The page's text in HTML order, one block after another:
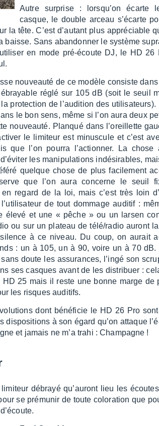
Autre surprise : lorsqu’on écarte
casque, le double arceau s’écarte
la tête. C’est d’au­tant plus appré­ciable
baisse. Sans aban­don­ner le système
en mode pré-écoute DJ, le HD
nouveauté de ce modèle consiste
réglé sur 105 dB (soit le seuil
protec­tion de l’au­di­tion des utili­sa­teurs).
le bon sens, même si l’on aura deux
nouveauté. Planqué dans l’oreillette
le limi­teur est minus­cule et c’est
que l’on pourra l’ac­tion­ner. La chose
les mani­pu­la­tions indé­si­rables,
quelque chose de plus faci­le­ment
que l’on aura concerne le seuil
regard de la loi, mais c’est très loin
de tout dommage audi­tif :
élevé et une « pêche » ou un larsen
ou sur un plateau de télé/radio auront
à ce niveau. Du coup, on aurait
: un à 105, un à 90, voire un à 70
doute les assu­rances, l’ingé son
ses casques avant de les distri­buer :
25 mais il reste une bonne marge de
les risques audi­tifs.
dont béné­fi­cie le HD 26 Pro sont
dispo­si­tions à son égard qu’on attaque
et jamais ne m’a trahi : Cham­pagne !
limi­teur débrayé qu’au­ront lieu les
se prému­nir de toute colo­ra­tion que